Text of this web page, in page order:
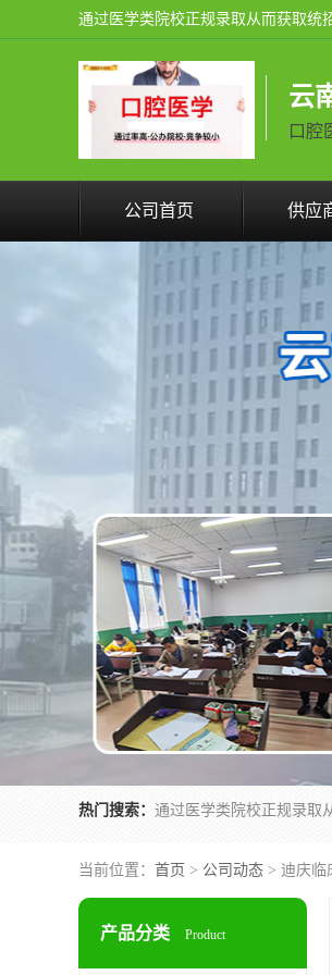
云
口腔
公司首页 供应
热门搜索：
当前位置： 首页 > 公司动态 > 迪庆临
产品分类 Product